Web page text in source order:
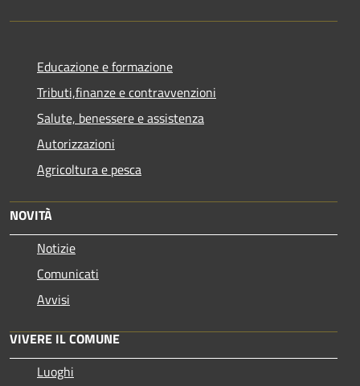
Educazione e formazione
Tributi,finanze e contravvenzioni
Salute, benessere e assistenza
Autorizzazioni
Agricoltura e pesca
NOVITÀ
Notizie
Comunicati
Avvisi
VIVERE IL COMUNE
Luoghi